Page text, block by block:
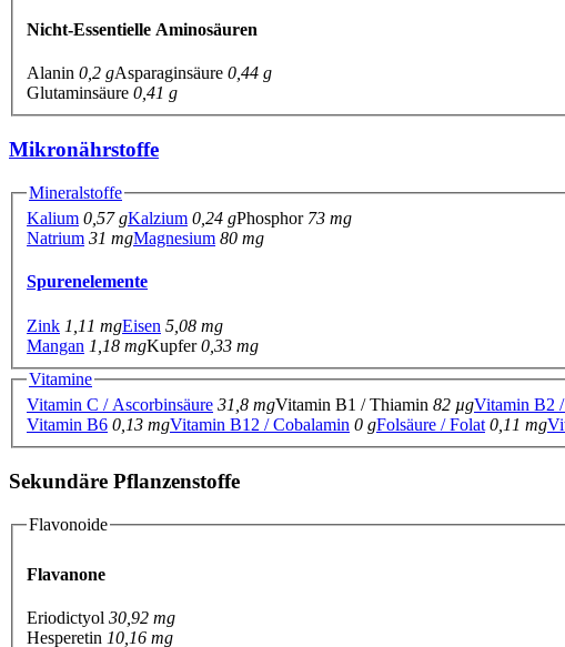
Nicht-Essentielle Aminosäuren
Alanin 0,2 gAsparaginsäure 0,44 g
Glutaminsäure 0,41 g
Mikronährstoffe
Mineralstoffe
Kalium 0,57 gKalzium 0,24 gPhosphor 73 mg
Natrium 31 mgMagnesium 80 mg
Spurenelemente
Zink 1,11 mgEisen 5,08 mg
Mangan 1,18 mgKupfer0,33 mg
Vitamine
Vitamin C / Ascorbinsäure 31,8 mgVitamin B1 / Thiamin 82 µgVitamin B2
Vitamin B6 0,13 mgVitamin B12 / Cobalamin 0 gFolsäure / Folat 0,11 mg
Sekundäre Pflanzenstoffe
Flavonoide
Flavanone
Eriodictyol 30,92 mg
Hesperetin 10,16 mg